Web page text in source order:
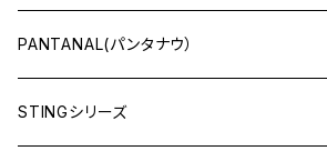
PANTANAL(パンタナウ）
STINGシリーズ